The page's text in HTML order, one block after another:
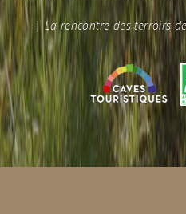
| La rencontre des terroirs